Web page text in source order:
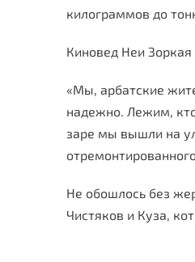
килограммов до
Киновед Неи
«Мы, арбатские
надежно. Лежим,
заре мы вышли на
Не обошлось без
Чистяков и Куза,